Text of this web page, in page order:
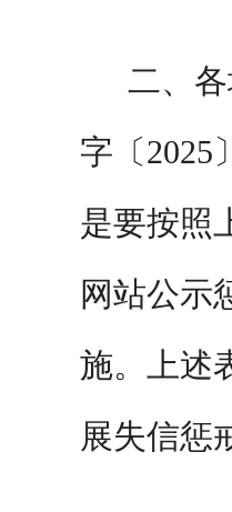
二、
字〔2025〕
是要按照
网站公示
施。上述
展失信惩